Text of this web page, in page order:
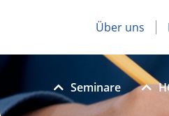
Über uns
Seminare